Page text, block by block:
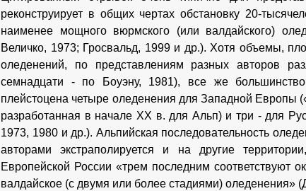
реконструирует в общих чертах обстановку 20-
наименее мощного вюрмского (или валдайского)
Величко, 1973; Гросвальд, 1999 и др.). Хотя объемы,
оледенений, по представлениям разных авторов
семнадцати - по Боуэну, 1981), все же
плейстоцена четыре оледенения для Западной Европы
разработанная в начале XX в. для Альп) и три - для
1973, 1980 и др.). Альпийская последовательность
авторами экстраполируется и на другие
Европейской России «трем последним соответствуют
валдайское (с двумя или более стадиями) оледенения»